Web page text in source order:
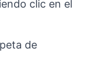
clic en el
de